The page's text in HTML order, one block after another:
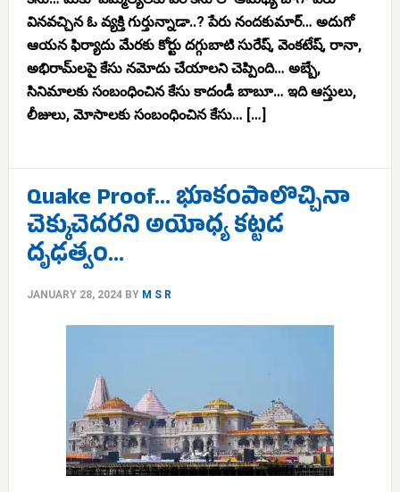
వినవచ్చిన ఓ వ్యక్తి గుర్తున్నాడా..? పేరు నందకుమార్… అదుగో
ఆయన ఫిర్యాదు మేరకు కోర్టు దగ్గుబాటి సురేష్, వెంకటేష్, రానా,
అభిరామ్‌లపై కేసు నమోదు చేయాలని చెప్పింది… అబ్బే,
సినిమాలకు సంబంధించిన కేసు కాదండీ బాబూ… ఇది ఆస్తులు,
లీజులు, మోసాలకు సంబంధించిన కేసు… […]
Quake Proof… భూకంపాలొచ్చినా
చెక్కుచెదరని అయోధ్య కట్టడ
దృఢత్వం…
JANUARY 28, 2024BY M S R